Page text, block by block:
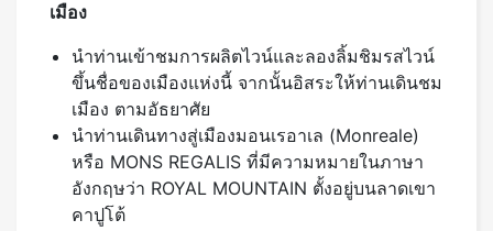
เมือง
นำท่านเข้าชมการผลิตไวน์และลองลิ้มชิมรสไวน์
ขึ้นชื่อของเมืองแห่งนี้ จากนั้นอิสระให้ท่านเดินชม
เมือง ตามอัธยาศัย
นำท่านเดินทางสู่เมืองมอนเรอาเล (Monreale)
หรือ MONS REGALIS ที่มีความหมายในภาษา
อังกฤษว่า ROYAL MOUNTAIN ตั้งอยู่บนลาดเขา
คาปูโต้